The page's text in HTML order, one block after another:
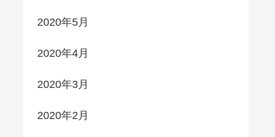
2020年5月
2020年4月
2020年3月
2020年2月